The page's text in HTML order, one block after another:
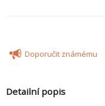
Doporučit známému
Detailní popis